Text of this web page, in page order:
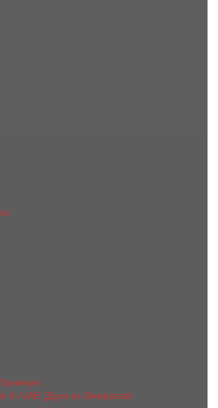
In UAE (Духи из Эмиратов)